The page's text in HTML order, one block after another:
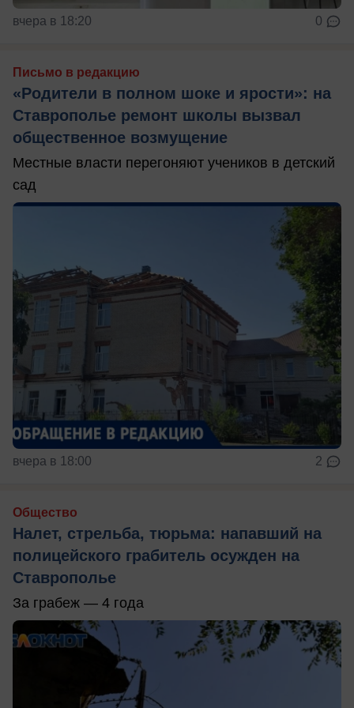
вчера в 18:20 0
Письмо в редакцию
«Родители в полном шоке и ярости»: на
Ставрополье ремонт школы вызвал
общественное возмущение
Местные власти перегоняют учеников в детский
сад
вчера в 18:00 2
Общество
Налет, стрельба, тюрьма: напавший на
полицейского грабитель осужден на
Ставрополье
За грабеж — 4 года